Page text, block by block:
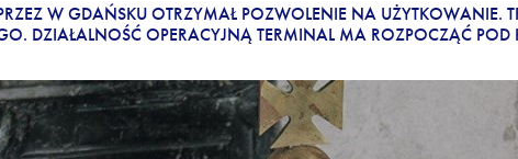
W GDAŃSKU OTRZYMAŁ POZWOLENIE NA UŻYTKOWANIE.
DZIAŁALNOŚĆ OPERACYJNĄ TERMINAL MA ROZPOCZĄĆ POD